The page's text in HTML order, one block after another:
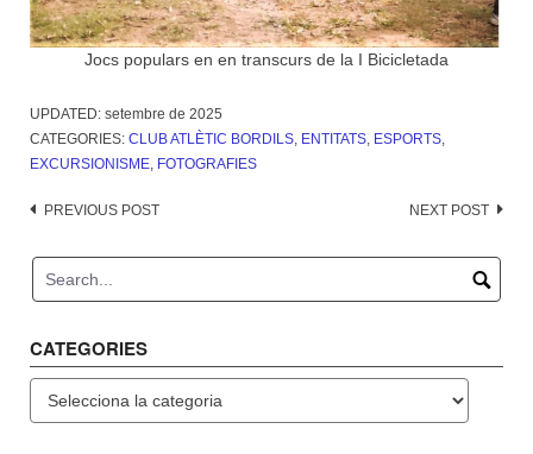
Jocs populars en en transcurs de la I Bicicletada
UPDATED: setembre de 2025
CATEGORIES: CLUB ATLÈTIC BORDILS ENTITATS ESPORTS
EXCURSIONISME FOTOGRAFIES
Post
PREVIOUS POST NEXT POST
CATEGORIES